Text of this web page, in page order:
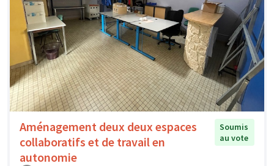
Aménagement deux deux espaces
collaboratifs et de travail en
autonomie
Soumis
au vote